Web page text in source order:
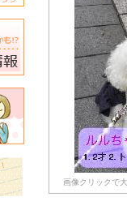
画像クリックで